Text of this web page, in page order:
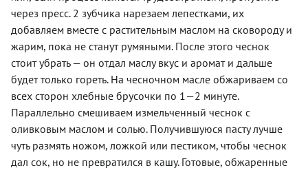
через пресс. 2 зубчика нарезаем лепестками, их
добавляем вместе с растительным маслом на сковороду и
жарим, пока не станут румяными. После этого чеснок
стоит убрать — он отдал маслу вкус и аромат и дальше
будет только гореть. На чесночном масле обжариваем со
всех сторон хлебные брусочки по 1—2 минуте.
Параллельно смешиваем измельченный чеснок с
оливковым маслом и солью. Получившуюся пасту лучше
чуть размять ножом, ложкой или пестиком, чтобы чеснок
дал сок, но не превратился в кашу. Готовые, обжаренные